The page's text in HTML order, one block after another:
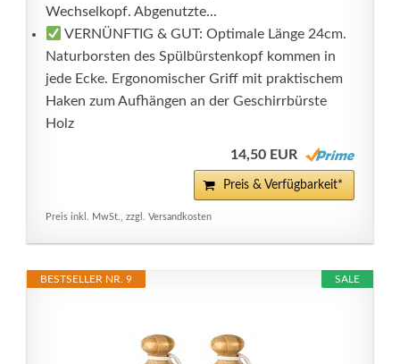
Wechselkopf. Abgenutzte...
VERNÜNFTIG & GUT: Optimale Länge 24cm.
Naturborsten des Spülbürstenkopf kommen in
jede Ecke. Ergonomischer Griff mit praktischem
Haken zum Aufhängen an der Geschirrbürste
Holz
14,50 EUR
Preis & Verfügbarkeit*
Preis inkl. MwSt., zzgl. Versandkosten
SALE
BESTSELLER NR. 9